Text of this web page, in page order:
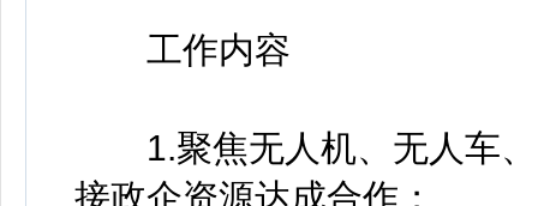
工作内容
1.聚焦无人机、无人车、
接政企资源达成合作；